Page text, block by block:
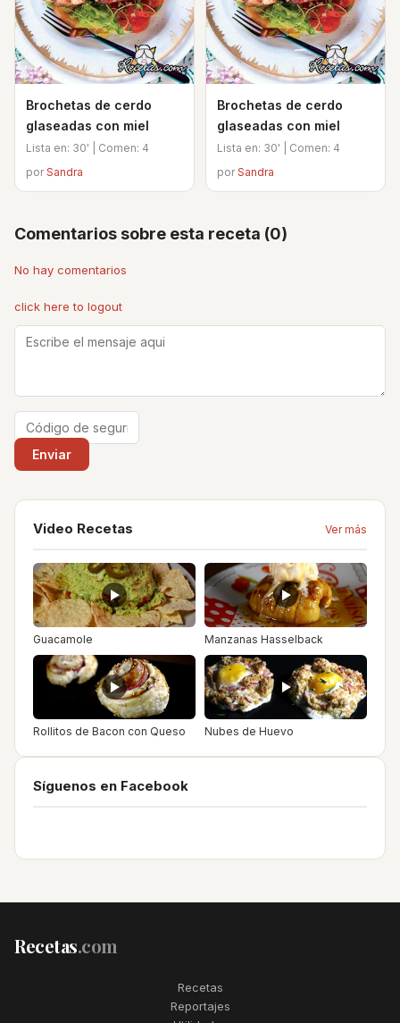
Brochetas de cerdo
glaseadas con miel
Lista en: 30' | Comen: 4
porSandra
Brochetas de cerdo
glaseadas con miel
Lista en: 30' | Comen: 4
porSandra
Comentarios sobre esta receta (0)
No hay comentarios
click here to logout
Video Recetas Ver más
Guacamole Manzanas Hasselback
Rollitos de Bacon con Queso Nubes de Huevo
Síguenos en Facebook
Recetas.com
Recetas
Reportajes